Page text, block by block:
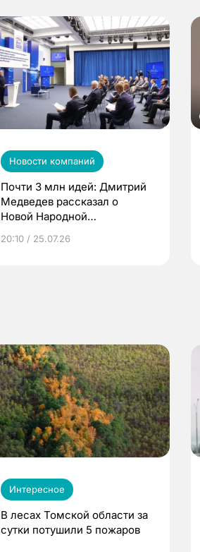
Новости компаний
Почти 3 млн идей: Дмитрий
Медведев рассказал о
Новой Народной
20:10 / 25.07.26
Интересное
В лесах Томской области за
сутки потушили 5 пожаров